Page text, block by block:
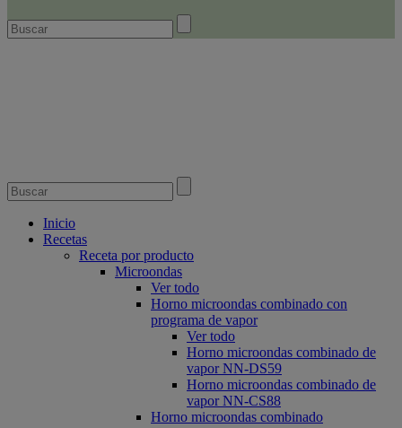
Inicio
Recetas
Receta por producto
Microondas
Ver todo
Horno microondas combinado con
programa de vapor
Ver todo
Horno microondas combinado de
vapor NN-DS59
Horno microondas combinado de
vapor NN-CS88
Horno microondas combinado